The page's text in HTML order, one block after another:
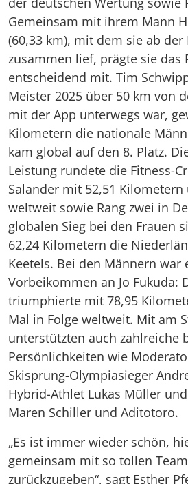
Gemeinsam mit ihrem Mann
(60,33 km), mit dem sie ab
zusammen lief, prägte sie das
entscheidend mit. Tim
Meister 2025 über 50 km von
mit der App unterwegs war,
Kilometern die nationale
kam global auf den 8. Platz.
Leistung rundete die Fitness-
Salander mit 52,51 Kilometern
weltweit sowie Rang zwei in
globalen Sieg bei den Frauen
62,24 Kilometern die
Keetels. Bei den Männern war
Vorbeikommen an Jo Fukuda:
triumphierte mit 78,95
Mal in Folge weltweit. Mit am
unterstützten auch zahlreiche
Persönlichkeiten wie
Skisprung-Olympiasieger
Hybrid-Athlet Lukas Müller
Maren Schiller und Aditotoro.
„Es ist immer wieder schön,
gemeinsam mit so tollen
zurückzugeben“, sagt Esther